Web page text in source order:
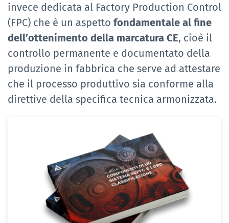
invece dedicata al Factory Production Control
(FPC) che è un aspetto fondamentale al fine
dell’ottenimento della marcatura CE, cioè il
controllo permanente e documentato della
produzione in fabbrica che serve ad attestare
che il processo produttivo sia conforme alla
direttive della specifica tecnica armonizzata.